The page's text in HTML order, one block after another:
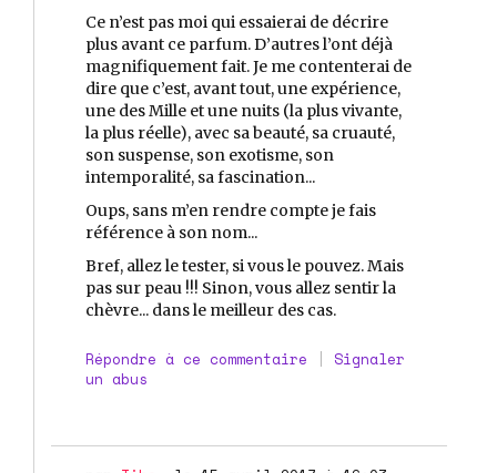
Ce n’est pas moi qui essaierai de décrire
plus avant ce parfum. D’autres l’ont déjà
magnifiquement fait. Je me contenterai de
dire que c’est, avant tout, une expérience,
une des Mille et une nuits (la plus vivante,
la plus réelle), avec sa beauté, sa cruauté,
son suspense, son exotisme, son
intemporalité, sa fascination...
Oups, sans m’en rendre compte je fais
référence à son nom...
Bref, allez le tester, si vous le pouvez. Mais
pas sur peau !!! Sinon, vous allez sentir la
chèvre... dans le meilleur des cas.
Répondre à ce commentaire | Signaler
un abus